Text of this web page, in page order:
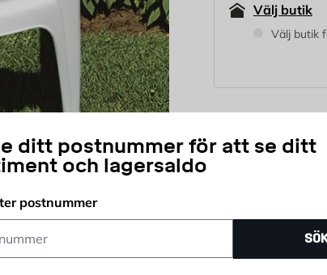
ditt postnummer för att se ditt
och lagersaldo
postnummer
Välj butik
Välj butik
Snabb leverans